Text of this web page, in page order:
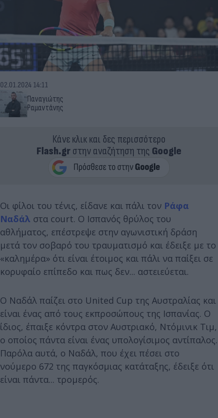
Παναγιώτης
Ραμαντάνης
02.01.2024 14:11
Κάνε κλικ και δες περισσότερο
Flash.grστην αναζήτηση της Google
Οι φίλοι του τένις, είδανε και πάλι τον Ράφα
Ναδάλ στα court. Ο Ισπανός θρύλος του
αθλήματος, επέστρεψε στην αγωνιστική δράση
μετά τον σοβαρό του τραυματισμό και έδειξε με το
«καλημέρα» ότι είναι έτοιμος και πάλι να παίξει σε
κορυφαίο επίπεδο και πως δεν... αστειεύεται.
Ο Ναδάλ παίζει στο United Cup της Αυστραλίας και
είναι ένας από τους εκπροσώπους της Ισπανίας. Ο
ίδιος, έπαιξε κόντρα στον Αυστριακό, Ντόμινικ Τιμ,
ο οποίος πάντα είναι ένας υπολογίσιμος αντίπαλος.
Παρόλα αυτά, ο Ναδάλ, που έχει πέσει στο
νούμερο 672 της παγκόσμιας κατάταξης, έδειξε ότι
είναι πάντα... τρομερός.